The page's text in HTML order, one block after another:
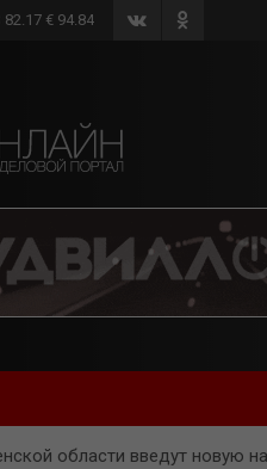
82.17 € 94.84
области введут новую